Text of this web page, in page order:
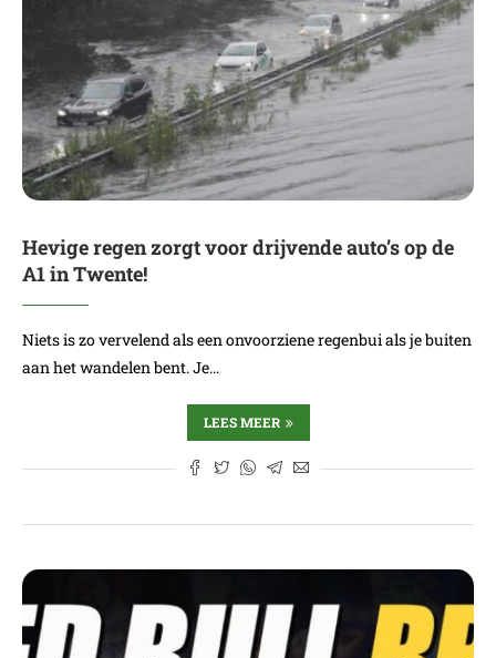
Hevige regen zorgt voor drijvende auto’s op de
A1 in Twente!
Niets is zo vervelend als een onvoorziene regenbui als je buiten
aan het wandelen bent. Je…
LEES MEER